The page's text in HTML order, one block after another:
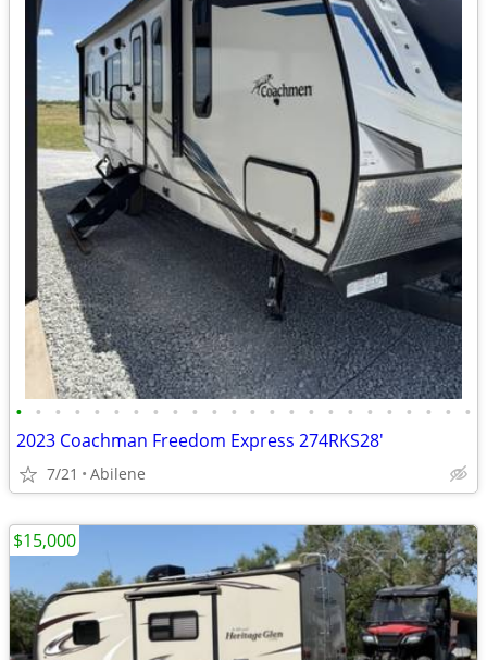
• • • • • • • • • • • • • • • • • • • • • • • •
2023 Coachman Freedom Express 274RKS28'
7/21 Abilene
$15,000